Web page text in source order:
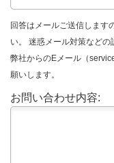
回答はメールご送信します
い。 迷惑メール対策などの
弊社からのEメール（
願いします。
お問い合わせ内容: